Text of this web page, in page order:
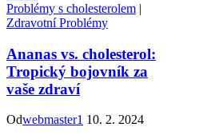
Problémy s cholesterolem |
Zdravotní Problémy
Ananas vs. cholesterol:
Tropický bojovník za
vaše zdraví
Odwebmaster1 10. 2. 2024